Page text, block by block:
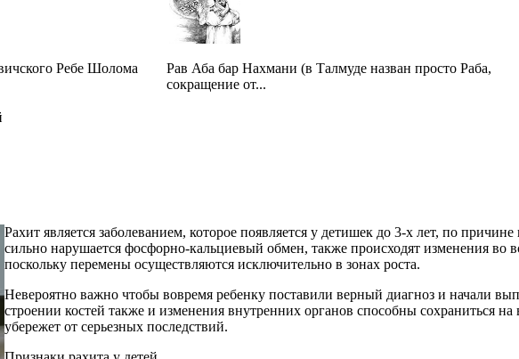
Ребе Шолома
Рав Аба бар Нахмани (в Талмуде назван просто Раба,
сокращение от...
Рахит является заболеванием, которое появляется у детишек до 3-х лет, по
сильно нарушается фосфорно-кальциевый обмен, также происходят изменения во
поскольку перемены осуществляются исключительно в зонах роста.
Невероятно важно чтобы вовремя ребенку поставили верный диагноз и начали
строении костей также и изменения внутренних органов способны сохраниться
убережет от серьезных последствий.